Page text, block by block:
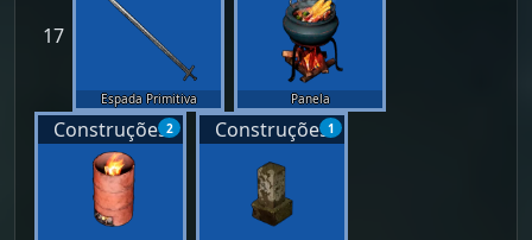
17
Espada Primitiva
Panela
2
Construções 1
Construções